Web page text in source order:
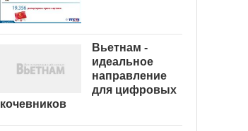
Вьетнам -
идеальное
направление
для цифровых
кочевников